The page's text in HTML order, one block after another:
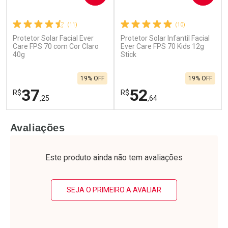
(11)
Protetor Solar Facial Ever
Care FPS 70 com Cor Claro
40g
R$37,25
19% OFF
Laboratório
Por Menos
(10)
Protetor Solar Infantil Facial
Ever Care FPS 70 Kids 12g
Stick
R$52,64
19% OFF
Laboratório
Por Menos
Avaliações
Este produto ainda não tem avaliações
SEJA O PRIMEIRO A AVALIAR